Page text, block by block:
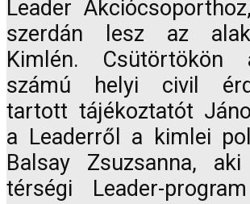
Leader
szerdán lesz az
Kimlén. Csütörtökön
számú helyi civil
tartott tájékoztatót
a Leaderről a kimlei
Balsay Zsuzsanna,
térségi Leader-